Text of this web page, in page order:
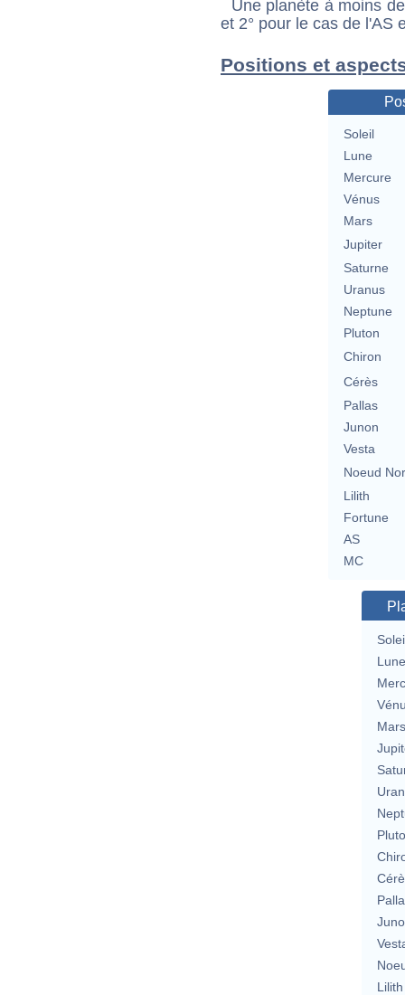
Une planète à moins
et 2° pour le cas de l'AS
Positions et
Soleil
Lune
Mercure
Vénus
Mars
Jupiter
Saturne
Uranus
Neptune
Pluton
Chiron
Cérès
Pallas
Junon
Vesta
Noeud
Lilith
Fortune
AS
MC
Lune
Mars
Lilith